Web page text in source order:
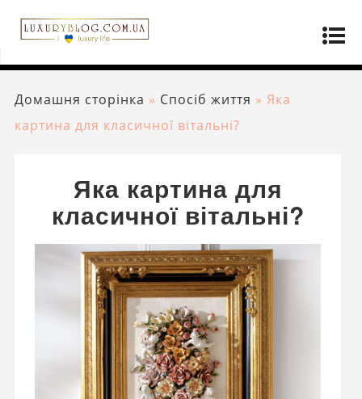
Домашня сторінка » Спосіб життя » Яка
картина для класичної вітальні?
Яка картина для
класичної вітальні?